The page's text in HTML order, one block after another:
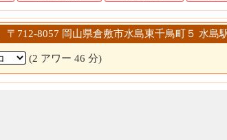
〒712-8057 岡山県倉敷市水島東千鳥町５ 水島
(2 アワー 46 分)